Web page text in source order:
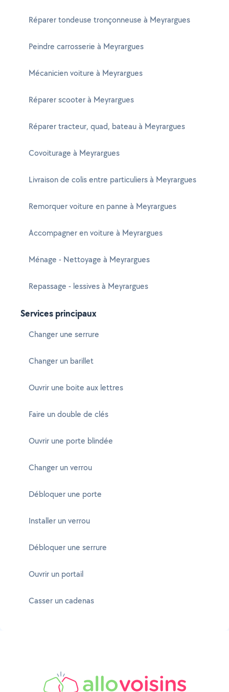
Réparer tondeuse tronçonneuse à Meyrargues
Peindre carrosserie à Meyrargues
Mécanicien voiture à Meyrargues
Réparer scooter à Meyrargues
Réparer tracteur, quad, bateau à Meyrargues
Covoiturage à Meyrargues
Livraison de colis entre particuliers à Meyrargues
Remorquer voiture en panne à Meyrargues
Accompagner en voiture à Meyrargues
Ménage - Nettoyage à Meyrargues
Repassage - lessives à Meyrargues
Services principaux
Changer une serrure
Changer un barillet
Ouvrir une boite aux lettres
Faire un double de clés
Ouvrir une porte blindée
Changer un verrou
Débloquer une porte
Installer un verrou
Débloquer une serrure
Ouvrir un portail
Casser un cadenas